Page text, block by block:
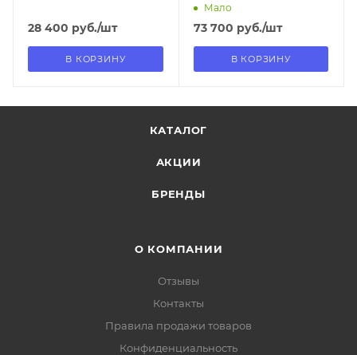
28 400 руб./шт
В КОРЗИНУ
Мало
73 700 руб./шт
В КОРЗИНУ
КАТАЛОГ
АКЦИИ
БРЕНДЫ
О КОМПАНИИ
Отзывы
Контакты
Правила продажи товаров
Конфиденциальность